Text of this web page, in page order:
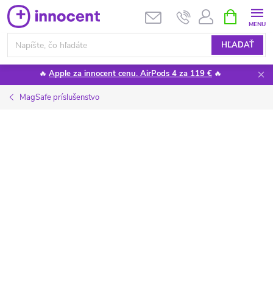
Prejsť
na
obsah
HĽADAŤ
KOŠÍK
🔥 Apple za innocent cenu. AirPods 4 za 119 € 🔥
MagSafe príslušenstvo